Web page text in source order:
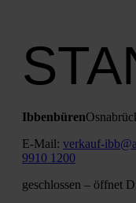
Ibben­bü­ren
E‑Mail: verkauf-
9910 1200
geschlos­sen – öff­net